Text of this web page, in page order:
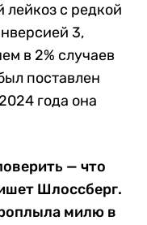
с редкой
3,
в 2% случаев
поставлен
года она
— что
Шлоссберг.
милю в